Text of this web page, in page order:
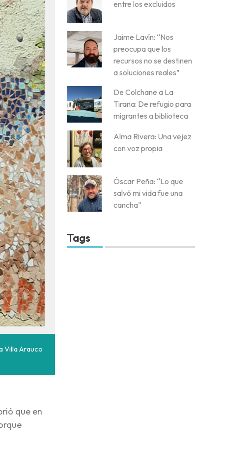
Villa Arauco
que en
entre los excluidos
Jaime Lavín: “Nos
preocupa que los
recursos no se destinen
a soluciones reales”
De Colchane a La
Tirana: De refugio para
migrantes a biblioteca
Alma Rivera: Una vejez
con voz propia
Óscar Peña: “Lo que
salvó mi vida fue una
cancha”
Tags